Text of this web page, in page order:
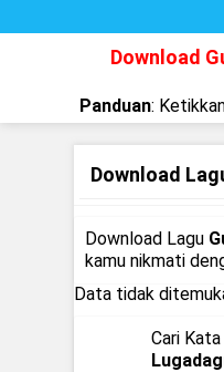
Download
Panduan:
Download
Download Lagu
kamu nikmati
Data tidak
Cari Kata